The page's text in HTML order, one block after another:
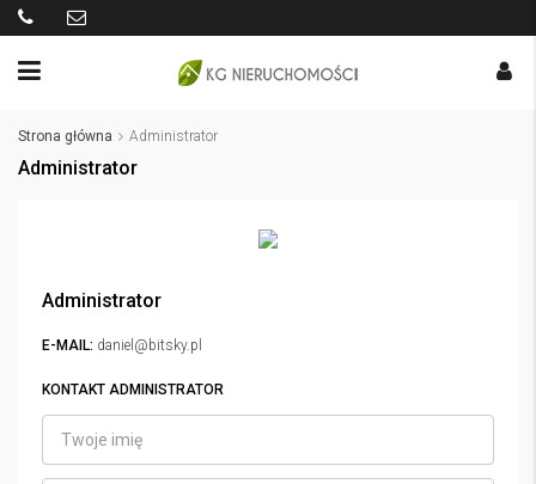
Strona główna Administrator
Administrator
Administrator
E-MAIL: daniel@bitsky.pl
KONTAKT ADMINISTRATOR